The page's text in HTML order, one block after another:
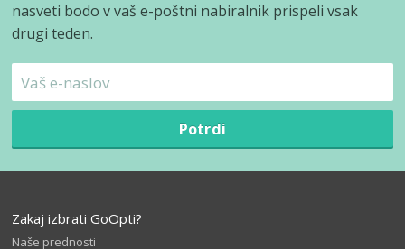
nasveti bodo v vaš e-poštni nabiralnik prispeli vsak
drugi teden.
Potrdi
Zakaj izbrati GoOpti?
Naše prednosti